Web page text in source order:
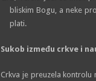
bliskim Bogu, a neke
plati.
Sukob između crkve i
Crkva je preuzela kontrolu